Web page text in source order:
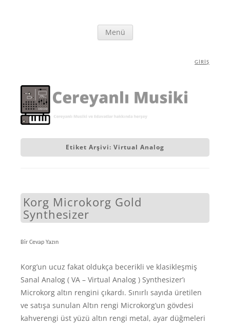
Cereyanlı Musiki
Synthesizer ve Elektronik Müzik Ekipmanları hakkında herşey
Menü
GIRIŞ
Etiket Arşivi: Virtual Analog
Korg Microkorg Gold
Synthesizer
Bir Cevap Yazın
Korg’un ucuz fakat oldukça becerikli ve klasikleşmiş
Sanal Analog ( VA – Virtual Analog ) Synthesizer’ı
Microkorg altın rengini çıkardı. Sınırlı sayıda üretilen
ve satışa sunulan Altın rengi Microkorg’un gövdesi
kahverengi üst yüzü altın rengi metal, ayar düğmeleri